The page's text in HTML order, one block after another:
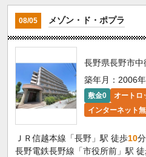
08/05 メゾン・ド・ポプラ
長野県長野市中
築年月：2006
敷金0 オートロ
インターネット
ＪＲ信越本線「長野」駅 徒歩10分
長野電鉄長野線「市役所前」駅